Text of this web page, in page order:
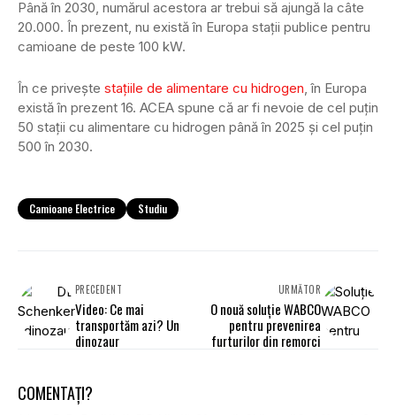
Până în 2030, numărul acestora ar trebui să ajungă la câte
20.000. În prezent, nu există în Europa stații publice pentru
camioane de peste 100 kW.
În ce privește stațiile de alimentare cu hidrogen, în Europa
există în prezent 16. ACEA spune că ar fi nevoie de cel puțin
50 stații cu alimentare cu hidrogen până în 2025 și cel puțin
500 în 2030.
Camioane Electrice Studiu
PRECEDENT
Video: Ce mai
transportăm azi? Un
dinozaur
URMĂTOR
O nouă soluție WABCO
pentru prevenirea
furturilor din remorci
COMENTAȚI?